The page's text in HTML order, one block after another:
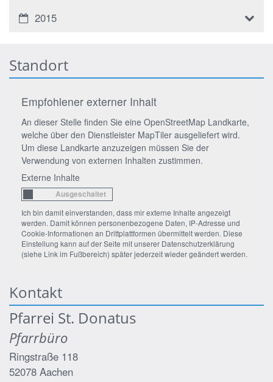
2015
Standort
Empfohlener externer Inhalt
An dieser Stelle finden Sie eine OpenStreetMap Landkarte,
welche über den Dienstleister MapTiler ausgeliefert wird.
Um diese Landkarte anzuzeigen müssen Sie der
Verwendung von externen Inhalten zustimmen.
Externe Inhalte
Ich bin damit einverstanden, dass mir externe Inhalte angezeigt
werden. Damit können personenbezogene Daten, IP-Adresse und
Cookie-Informationen an Drittplattformen übermittelt werden. Diese
Einstellung kann auf der Seite mit unserer Datenschutzerklärung
(siehe Link im Fußbereich) später jederzeit wieder geändert werden.
Kontakt
Pfarrei St. Donatus
Pfarrbüro
Ringstraße 118
52078 Aachen